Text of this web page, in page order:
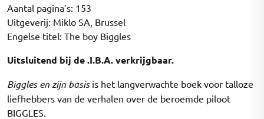
Aantal pagina’s: 153
Uitgeverij: Miklo SA, Brussel
Engelse titel: The boy Biggles
Uitsluitend bij de .I.B.A. verkrijgbaar.
Biggles en zijn basisis het langverwachte boek voor talloze
liefhebbers van de verhalen over de beroemde piloot
BIGGLES.